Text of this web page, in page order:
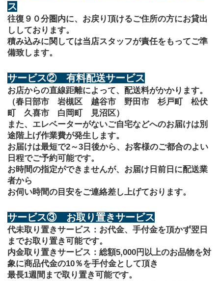
ス
往復９０分圏内に、お戻り頂けるご住所の方にお貸出
ししております。
積み込みに関しては当店スタッフが責任をもってご準
備致します。
サービス②　有料配送サービス
お店からの直線距離によって、配送料がかかります。
（春日部市　岩槻区　越谷市　野田市　杉戸町　松伏
町　久喜市　白岡町　見沼区）
また、エレベーターがないご自宅などへのお届けは別
途階上げ作業費が発生します。
お届けは最短で2～3日後から、お客様のご都合のよい
日程でご予約可能です。
お時間の指定ができませんが、お届け日前日に配送業
者から
お伺い時間の目安をご連絡差し上げております。
サービス③　お取り置きサービス
代未取り置きサービス：お代金、手付金を頂かず翌日
までお取り置き可能です。
内金取り置きサービス：総額5,000円以上のお品物を対
象に商品代金の10％を手付金として頂き
最長1週間まで取り置き可能です。